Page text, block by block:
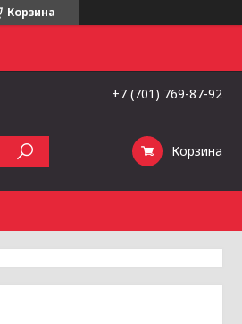
Корзина
+7 (701) 769-87-92
Корзина